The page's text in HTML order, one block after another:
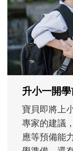
沒有人天生
次「前所未
大。從給予
主、角色認
正嘗試用不